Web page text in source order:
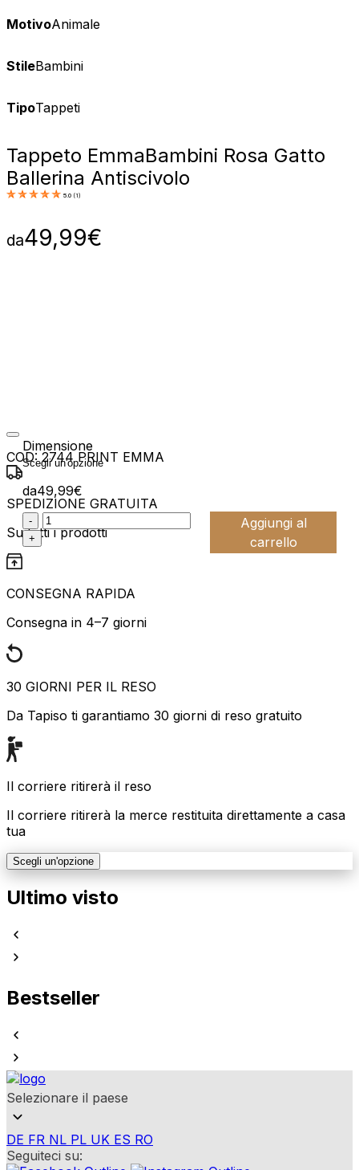
MotivoAnimale
StileBambini
TipoTappeti
Tappeto EmmaBambini Rosa Gatto
Ballerina Antiscivolo
5.0 (1 )
da49,99€
Dimensione
da49,99€
:product_name quantity
-
+
Aggiungi al
carrello
COD: 2744 PRINT EMMA
SPEDIZIONE GRATUITA
Su tutti i prodotti
CONSEGNA RAPIDA
Consegna in 4–7 giorni
30 GIORNI PER IL RESO
Da Tapiso ti garantiamo 30 giorni di reso gratuito
Il corriere ritirerà il reso
Il corriere ritirerà la merce restituita direttamente a casa
tua
Scegli un'opzione
Ultimo visto
Bestseller
Selezionare il paese
DE FR NL PL UK ES RO
Seguiteci su: